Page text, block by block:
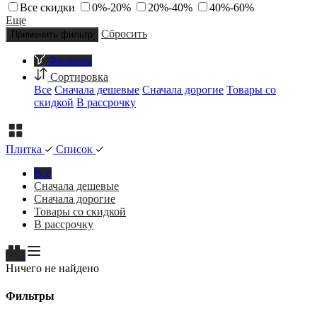
Все скидки
0%-20% 20%-40%
40%-60%
Еще
Применить фильтр Сбросить
Фильтры
Сортировка
Все Сначала дешевые Сначала дорогие Товары со
скидкой В рассрочку
Плитка
Список
Все
Сначала дешевые
Сначала дорогие
Товары со скидкой
В рассрочку
Ничего не найдено
Фильтры